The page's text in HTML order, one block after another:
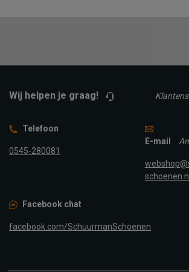
Wij helpen je graag!
Telefoon
0545-280081
E-mail
schoenen.nl
Facebook chat
facebook.com/SchuurmanSchoenen